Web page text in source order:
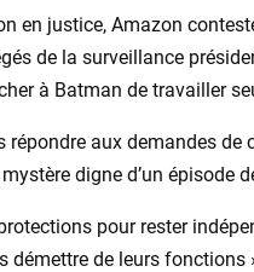
en justice, Amazon
de la surveillance
à Batman de travailler
aux demandes
digne d’un épisode
pour rester
démettre de leurs fonctions